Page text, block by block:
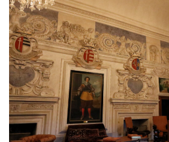
Český
Šternberk